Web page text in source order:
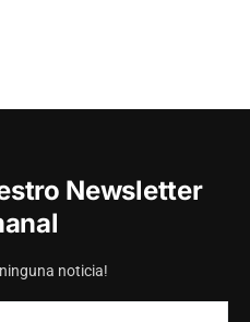
Newsletter
noticia!